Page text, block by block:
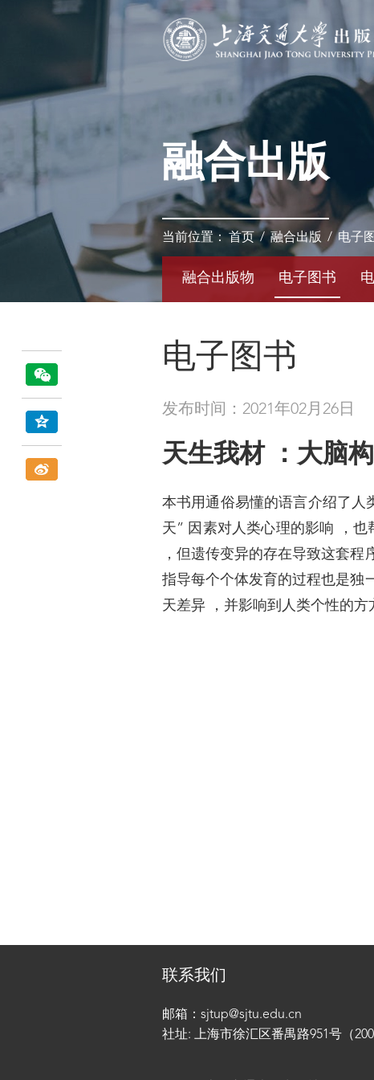
融合出版
当前位置：首页/融合出版 /电子
融合出版物 电子图书
电子图书
发布时间：2021年02月26日
天生我材 ：大脑
本书用通俗易懂的语言介绍了人
天” 因素对人类心理的影响 ，
，但遗传变异的存在导致这套
指导每个个体发育的过程也是独
天差异 ，并影响到人类个性的方
联系我们
邮箱：sjtup@sjtu.edu.cn
社址: 上海市徐汇区番禺路951号（